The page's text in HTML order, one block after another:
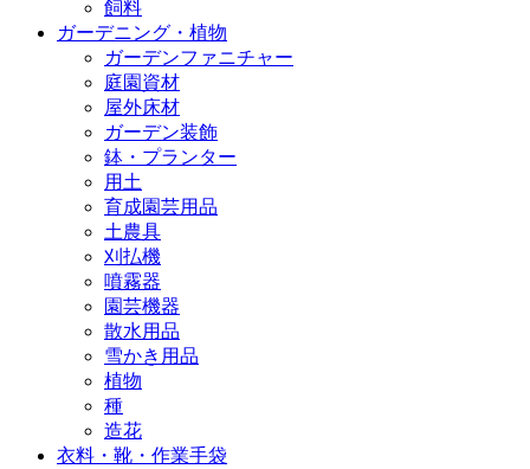
飼料
ガーデニング・植物
ガーデンファニチャー
庭園資材
屋外床材
ガーデン装飾
鉢・プランター
用土
育成園芸用品
土農具
刈払機
噴霧器
園芸機器
散水用品
雪かき用品
植物
種
造花
衣料・靴・作業手袋